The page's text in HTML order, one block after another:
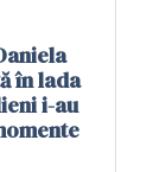
în lada
i-au